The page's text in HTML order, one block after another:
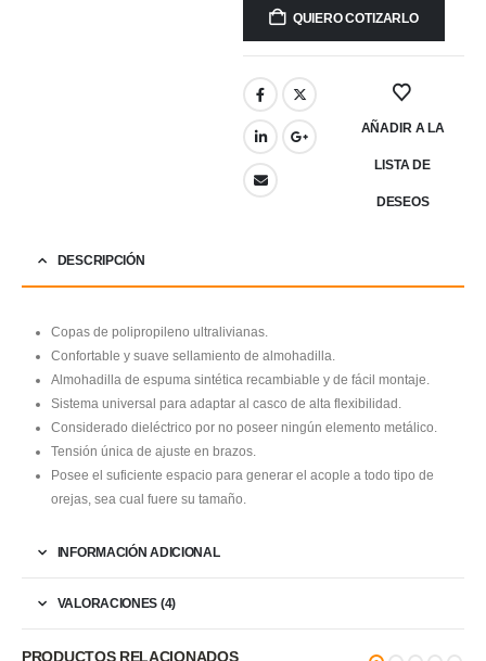
QUIERO COTIZARLO
AÑADIR A LA
LISTA DE
DESEOS
DESCRIPCIÓN
Copas de polipropileno ultralivianas.
Confortable y suave sellamiento de almohadilla.
Almohadilla de espuma sintética recambiable y de fácil montaje.
Sistema universal para adaptar al casco de alta flexibilidad.
Considerado dieléctrico por no poseer ningún elemento metálico.
Tensión única de ajuste en brazos.
Posee el suficiente espacio para generar el acople a todo tipo de
orejas, sea cual fuere su tamaño.
INFORMACIÓN ADICIONAL
VALORACIONES (4)
PRODUCTOS RELACIONADOS